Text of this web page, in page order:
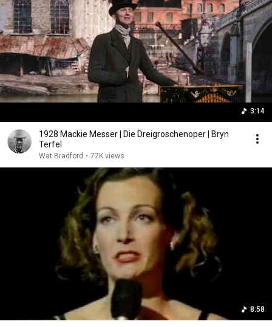
3:14
1928 Mackie Messer | Die Dreigroschenoper | Bryn
Terfel
Wat Bradford • 77K views
8:58